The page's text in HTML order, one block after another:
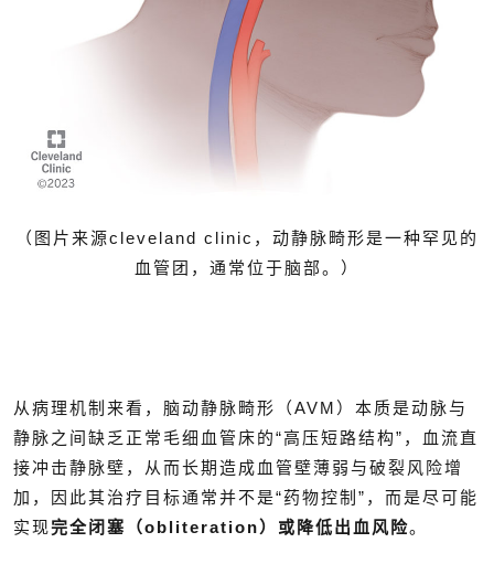
（图片来源cleveland clinic，动静脉畸形是一种罕见的
血管团，通常位于脑部。）
从病理机制来看，脑动静脉畸形（AVM）本质是动脉与
静脉之间缺乏正常毛细血管床的“高压短路结构”，血流直
接冲击静脉壁，从而长期造成血管壁薄弱与破裂风险增
加，因此其治疗目标通常并不是“药物控制”，而是尽可能
实现完全闭塞（obliteration）或降低出血风险。